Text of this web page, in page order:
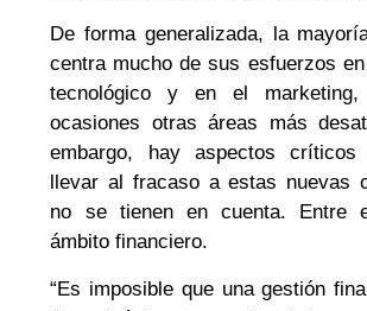
De forma generalizada, la
centra mucho de sus esfuerzos
tecnológico y en el marketing,
ocasiones otras áreas más
embargo, hay aspectos críticos
llevar al fracaso a estas nuevas
no se tienen en cuenta. Entre
ámbito financiero.
“Es imposible que una gestión